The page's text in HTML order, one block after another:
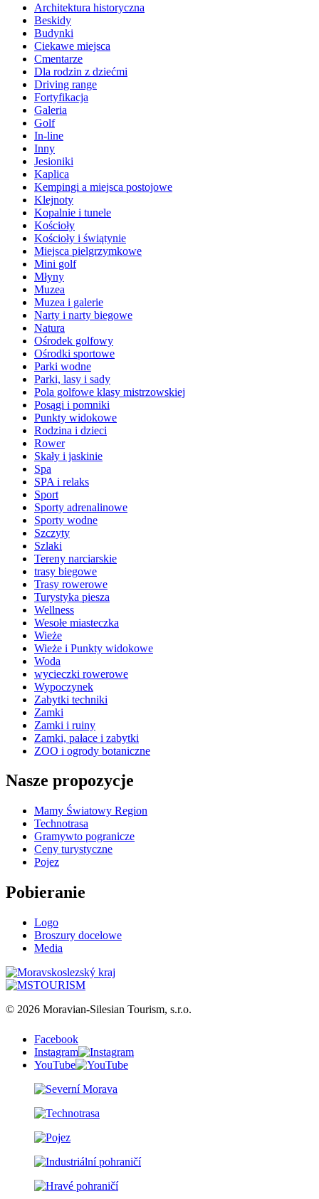
Architektura historyczna
Beskidy
Budynki
Ciekawe miejsca
Cmentarze
Dla rodzin z dziećmi
Driving range
Fortyfikacja
Galeria
Golf
In-line
Inny
Jesioniki
Kaplica
Kempingi a miejsca postojowe
Klejnoty
Kopalnie i tunele
Kościoły
Kościoły i świątynie
Miejsca pielgrzymkowe
Mini golf
Młyny
Muzea
Muzea i galerie
Narty i narty biegowe
Natura
Ośrodek golfowy
Ośrodki sportowe
Parki wodne
Parki, lasy i sady
Pola golfowe klasy mistrzowskiej
Posągi i pomniki
Punkty widokowe
Rodzina i dzieci
Rower
Skały i jaskinie
Spa
SPA i relaks
Sport
Sporty adrenalinowe
Sporty wodne
Szczyty
Szlaki
Tereny narciarskie
trasy biegowe
Trasy rowerowe
Turystyka piesza
Wellness
Wesołe miasteczka
Wieże
Wieże i Punkty widokowe
Woda
wycieczki rowerowe
Wypoczynek
Zabytki techniki
Zamki
Zamki i ruiny
Zamki, pałace i zabytki
ZOO i ogrody botaniczne
Nasze propozycje
Mamy Światowy Region
Technotrasa
Gramywto pogranicze
Ceny turystyczne
Pojez
Pobieranie
Logo
Broszury docelowe
Media
© 2026 Moravian-Silesian Tourism, s.r.o.
Facebook
Instagram
YouTube